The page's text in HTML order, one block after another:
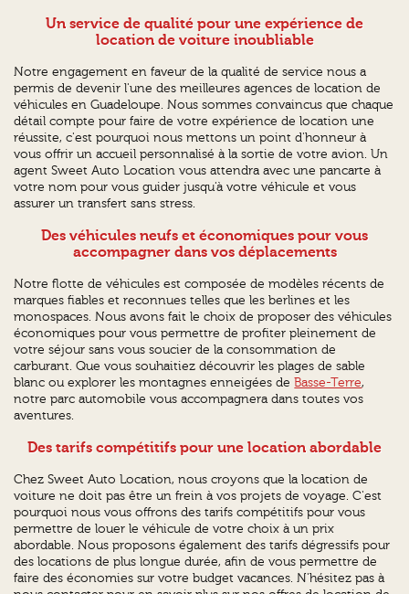
Un service de qualité pour une expérience de
location de voiture inoubliable
Notre engagement en faveur de la qualité de service nous a
permis de devenir l'une des meilleures agences de location de
véhicules en Guadeloupe. Nous sommes convaincus que chaque
détail compte pour faire de votre expérience de location une
réussite, c'est pourquoi nous mettons un point d'honneur à
vous offrir un accueil personnalisé à la sortie de votre avion. Un
agent Sweet Auto Location vous attendra avec une pancarte à
votre nom pour vous guider jusqu'à votre véhicule et vous
assurer un transfert sans stress.
Des véhicules neufs et économiques pour vous
accompagner dans vos déplacements
Notre flotte de véhicules est composée de modèles récents de
marques fiables et reconnues telles que les berlines et les
monospaces. Nous avons fait le choix de proposer des véhicules
économiques pour vous permettre de profiter pleinement de
votre séjour sans vous soucier de la consommation de
carburant. Que vous souhaitiez découvrir les plages de sable
blanc ou explorer les montagnes enneigées deBasse-Terre,
notre parc automobile vous accompagnera dans toutes vos
aventures.
Des tarifs compétitifs pour une location abordable
Chez Sweet Auto Location, nous croyons que la location de
voiture ne doit pas être un frein à vos projets de voyage. C'est
pourquoi nous vous offrons des tarifs compétitifs pour vous
permettre de louer le véhicule de votre choix à un prix
abordable. Nous proposons également des tarifs dégressifs pour
des locations de plus longue durée, afin de vous permettre de
faire des économies sur votre budget vacances. N'hésitez pas à